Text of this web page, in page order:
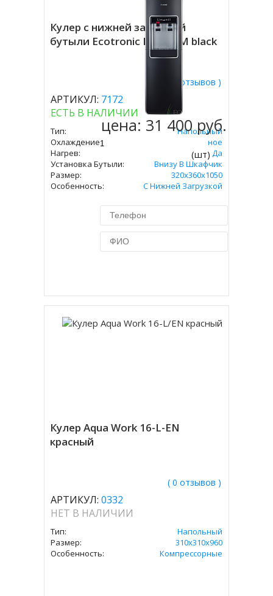
Кулер с нижней загрузкой
бутыли Ecotronic P5-LXPM black
( 0 отзывов )
АРТИКУЛ: 7172
ЕСТЬ В НАЛИЧИИ
Тип:
Напольный
Охлаждение:
Компрессорное
Нагрев:
Да
Установка Бутыли:
Внизу В Шкафчик
Размер:
320x360х1050
Особенность:
С Нижней Загрузкой
цена: 31 400 руб.
(шт)
Кулер Aqua Work 16-L-EN
красный
( 0 отзывов )
АРТИКУЛ: 0332
НЕТ В НАЛИЧИИ
Тип:
Напольный
Размер:
310х310х960
Особенность:
Компрессорные